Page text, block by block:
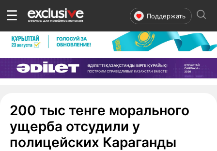
☰ Поддержать
200 тыс тенге морального
ущерба отсудили у
полицейских Караганды